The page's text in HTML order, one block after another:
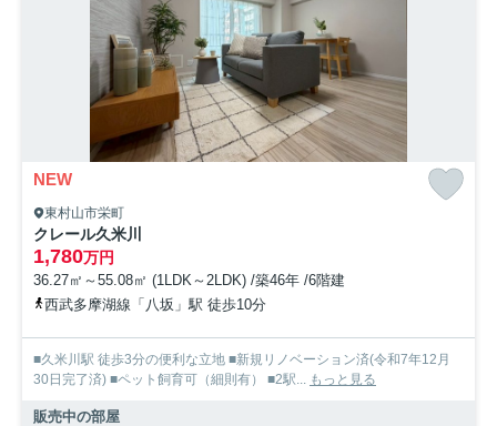
NEW
東村山市栄町
クレール久米川
1,780万円
36.27㎡～55.08㎡ (1LDK～2LDK) /築46年 /6階建
西武多摩湖線「八坂」駅 徒歩10分
■久米川駅 徒歩3分の便利な立地 ■新規リノベーション済(令和7年12月
30日完了済) ■ペット飼育可（細則有） ■2駅...
もっと見る
販売中の部屋